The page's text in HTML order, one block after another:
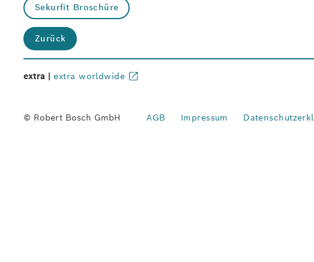
Sekurfit Broschüre
Zurück
extra |extra worldwide
© Robert Bosch GmbH AGB Impressum